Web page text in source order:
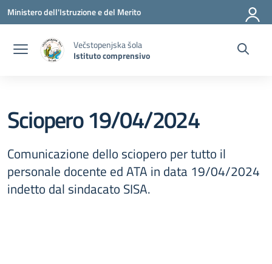
Vai ai contenuti
Vai al menu di navigazione
Vai al footer
Ministero dell'Istruzione e del Merito
Večstopenjska šola
Istituto comprensivo
Sciopero 19/04/2024
Comunicazione dello sciopero per tutto il
personale docente ed ATA in data 19/04/2024
indetto dal sindacato SISA.